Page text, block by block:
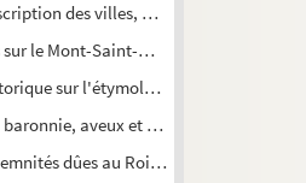
des villes, bourgs, châteaux et
sur le Mont-Saint-Michel, Granville,
sur l'étymologie et l'antiquité de
aveux et chartes des
dûes au Roi par les gens de